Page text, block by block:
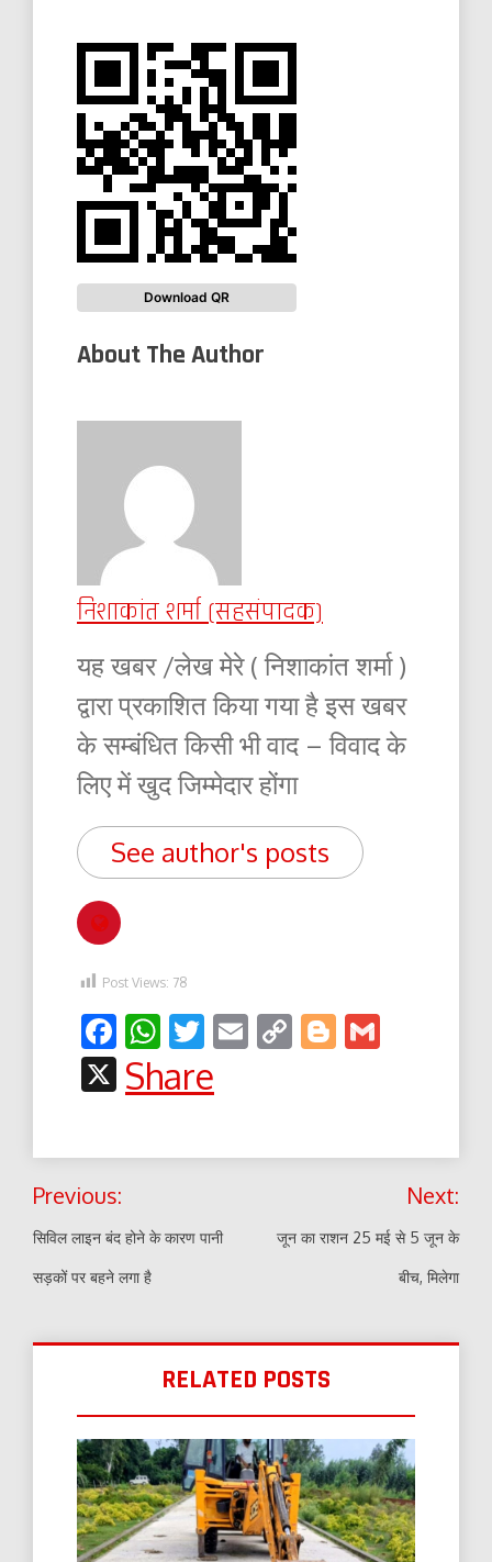
Download QR
About The Author
निशाकांत शर्मा (सहसंपादक)
यह खबर /लेख मेरे ( निशाकांत शर्मा )
द्वारा प्रकाशित किया गया है इस खबर
के सम्बंधित किसी भी वाद – विवाद के
लिए में खुद जिम्मेदार होंगा
See author's posts
Post Views: 78
Facebook
WhatsApp
Twitter
EmailCopyBlogger
X
Share
Post
navigation
Previous:
सिविल लाइन बंद होने के कारण पानी
सड़कों पर बहने लगा है
Next:
जून का राशन 25 मई से 5 जून के
बीच, मिलेगा
RELATED POSTS